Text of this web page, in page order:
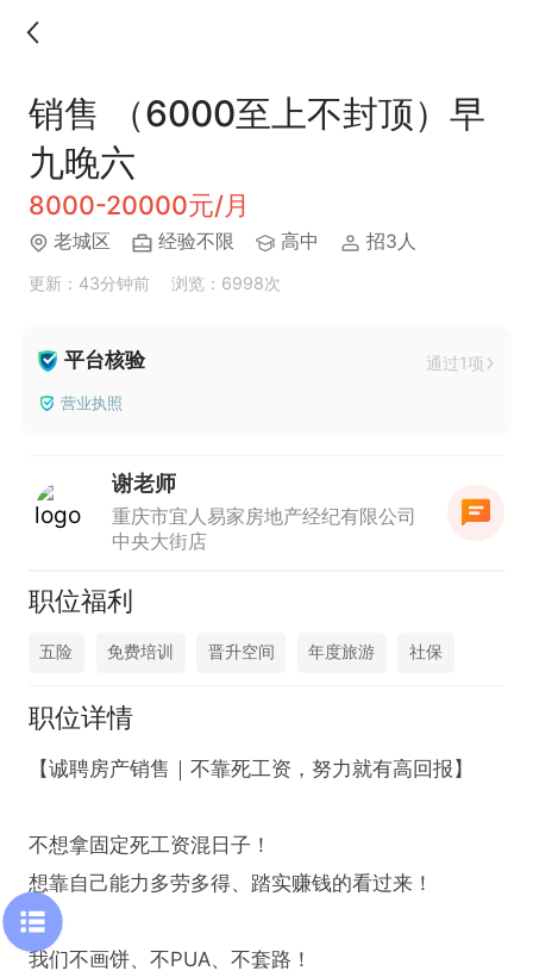
销售 （6000至上不封顶）早
九晚六
8000-20000元/月
老城区 经验不限 高中 招3人
更新：43分钟前 浏览：6998次
平台核验 通过1项
营业执照
谢老师
重庆市宜人易家房地产经纪有限公司
中央大街店
职位福利
五险 免费培训 晋升空间 年度旅游 社保
职位详情
【诚聘房产销售｜不靠死工资，努力就有高回报】
不想拿固定死工资混日子！
想靠自己能力多劳多得、踏实赚钱的看过来！
我们不画饼、不PUA、不套路！